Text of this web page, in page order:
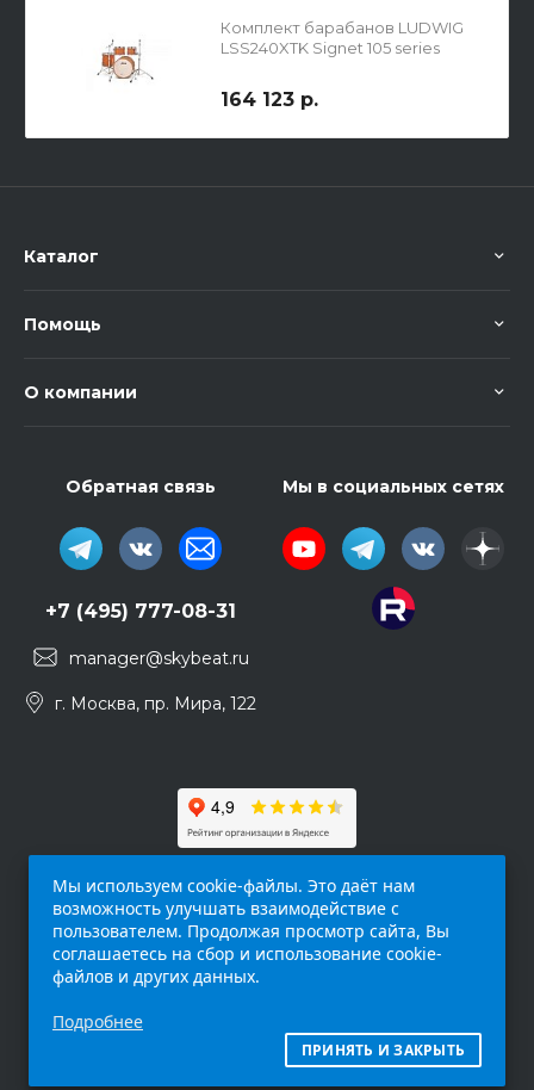
Комплект барабанов LUDWIG
LSS240XTK Signet 105 series
164 123 р.
Каталог
Помощь
О компании
Обратная связь
+7 (495) 777-08-31
manager@skybeat.ru
г. Москва, пр. Мира, 122
Мы в социальных сетях
интернет-сайт (
исключительно информационный характер и
ни при каких условиях не является публичной
Мы используем cookie-файлы. Это даёт нам
возможность улучшать взаимодействие с
пользователем. Продолжая просмотр сайта, Вы
соглашаетесь на сбор и использование cookie-
файлов и других данных.
Подробнее
ПРИНЯТЬ И ЗАКРЫТЬ